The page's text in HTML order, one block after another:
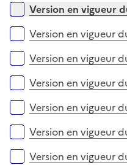
e
p
e
Versions sur la période
Version en vigueur
Version en vigueur
Version en vigueur
Version en vigueur
Version en vigueur
Version en vigueur
Version en vigueur